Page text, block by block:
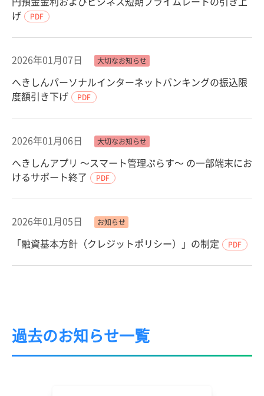
げ
PDF
2026年01月07日 大切なお知らせ
へきしんパーソナルインターネットバンキングの振込限
度額引き下げ
PDF
2026年01月06日 大切なお知らせ
へきしんアプリ ～スマート管理ぷらす～ の一部端末にお
けるサポート終了
PDF
2026年01月05日 お知らせ
「融資基本方針（クレジットポリシー）」の制定 PDF
過去のお知らせ一覧